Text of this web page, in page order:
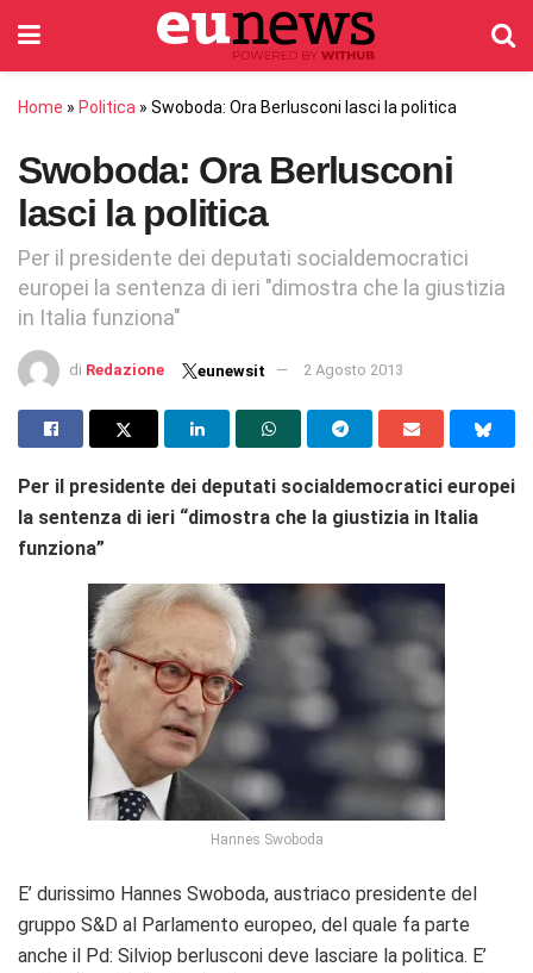
Home » Politica » Swoboda: Ora Berlusconi lasci la politica
Swoboda: Ora Berlusconi
lasci la politica
Per il presidente dei deputati socialdemocratici
europei la sentenza di ieri "dimostra che la giustizia
in Italia funziona"
di Redazione eunewsit 2 Agosto 2013
Per il presidente dei deputati socialdemocratici europei
la sentenza di ieri “dimostra che la giustizia in Italia
funziona”
Hannes Swoboda
E’ durissimo Hannes Swoboda, austriaco presidente del
gruppo S&D al Parlamento europeo, del quale fa parte
anche il Pd: Silviop berlusconi deve lasciare la politica. E’